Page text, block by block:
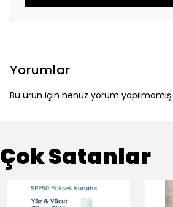
Yorumlar
Bu ürün için henüz yorum yapılmamış.
Çok Satanlar